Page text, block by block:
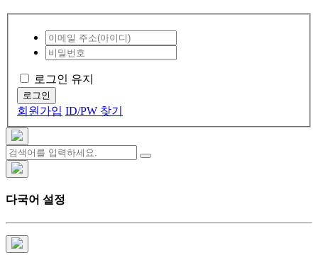
로그인 유지
로그인
회원가입 ID/PW 찾기
다국어 설정